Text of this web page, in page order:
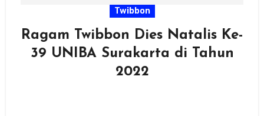
Twibbon
Ragam Twibbon Dies Natalis Ke-
39 UNIBA Surakarta di Tahun
2022